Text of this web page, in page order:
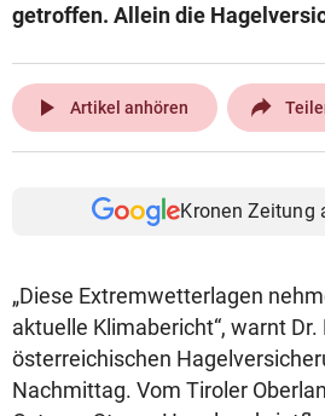
getroffen. Allein die
play_arrow Artikel anhören
Kronen Zeitung
„Diese Extremwetterlagen
aktuelle Klimabericht“, warnt
österreichischen
Nachmittag. Vom Tiroler